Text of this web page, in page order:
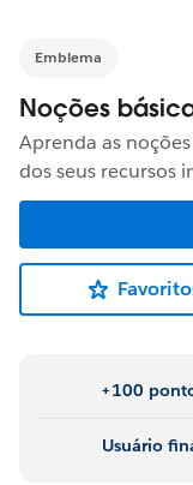
Emblema
Noções
Aprenda as
dos seus recursos
+100
Usuário